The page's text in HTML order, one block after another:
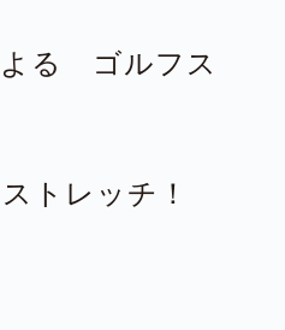
よる ゴルフス
トレッチ！